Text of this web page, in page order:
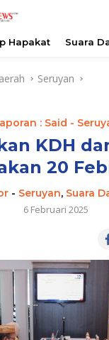
Hapakat Suara
Seruyan
: Said -
KDH
20
- Seruyan, Suara
6 Februari 2025